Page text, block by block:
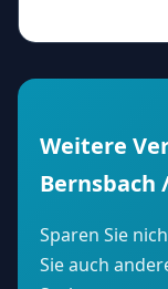
Weitere
Bernsbach
Sparen Sie
Sie auch